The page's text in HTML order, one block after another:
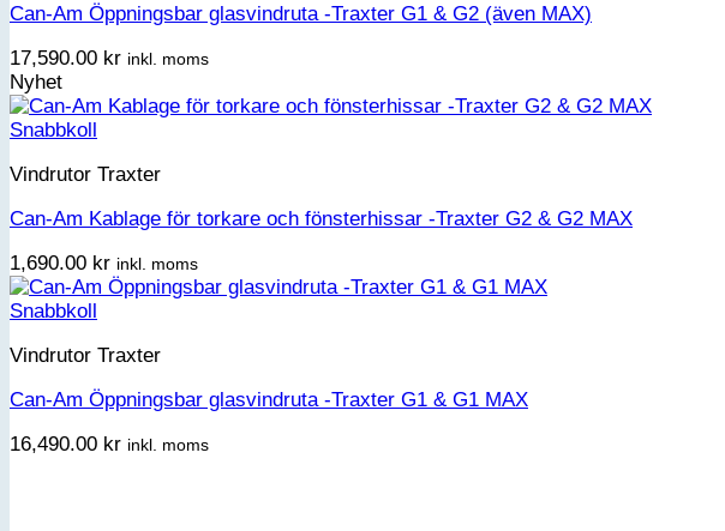
Can-Am Öppningsbar glasvindruta -Traxter G1 & G2 (även MAX)
17,590.00 kr inkl. moms
Nyhet
Snabbkoll
Vindrutor Traxter
Can-Am Kablage för torkare och fönsterhissar -Traxter G2 & G2 MAX
1,690.00 kr inkl. moms
Snabbkoll
Vindrutor Traxter
Can-Am Öppningsbar glasvindruta -Traxter G1 & G1 MAX
16,490.00 kr inkl. moms